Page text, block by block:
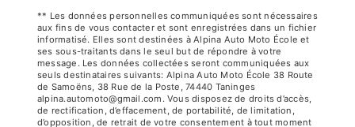
** Les données personnelles communiquées sont nécessaires
aux fins de vous contacter et sont enregistrées dans un fichier
informatisé. Elles sont destinées à Alpina Auto Moto École et
ses sous-traitants dans le seul but de répondre à votre
message. Les données collectées seront communiquées aux
seuls destinataires suivants: Alpina Auto Moto École 38 Route
de Samoëns, 38 Rue de la Poste, 74440 Taninges
alpina.automoto@gmail.com. Vous disposez de droits d’accès,
de rectification, d’effacement, de portabilité, de limitation,
d’opposition, de retrait de votre consentement à tout moment